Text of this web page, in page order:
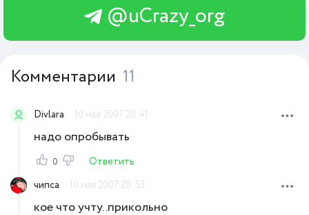
@uCrazy_org
Комментарии 11
Divlara 10 мая 2007 20:41
надо опробывать
0
Ответить
чипса
10 мая 2007 20:53
кое что учту..прикольно